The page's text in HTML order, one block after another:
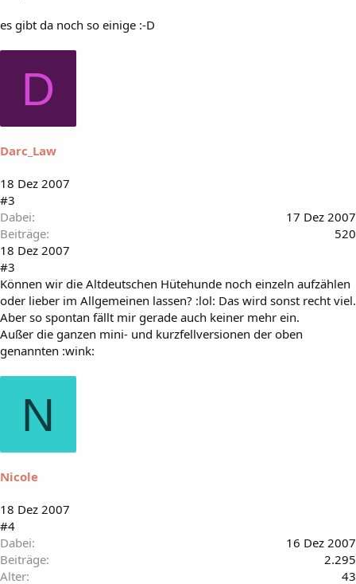
es gibt da noch so einige :-D
D
Darc_Law
18 Dez 2007
#3
Dabei
17 Dez 2007
Beiträge
520
18 Dez 2007
#3
Können wir die Altdeutschen Hütehunde noch einzeln aufzählen
oder lieber im Allgemeinen lassen? :lol: Das wird sonst recht viel.
Aber so spontan fällt mir gerade auch keiner mehr ein.
Außer die ganzen mini- und kurzfellversionen der oben
genannten :wink:
N
Nicole
18 Dez 2007
#4
Dabei
16 Dez 2007
Beiträge
2.295
Alter
43